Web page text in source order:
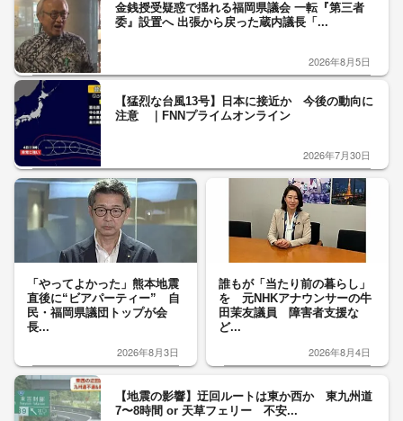
金銭授受疑惑で揺れる福岡県議会 一転『第三者
委』設置へ 出張から戻った蔵内議長「...
2026年8月5日
【猛烈な台風13号】日本に接近か 今後の動向に
注意 ｜FNNプライムオンライン
2026年7月30日
「やってよかった」熊本地震
直後に“ビアパーティー” 自
民・福岡県議団トップが会
長...
2026年8月3日
誰もが「当たり前の暮らし」
を 元NHKアナウンサーの牛
田茉友議員 障害者支援な
ど...
2026年8月4日
【地震の影響】迂回ルートは東か西か 東九州道
7〜8時間 or 天草フェリー 不安...